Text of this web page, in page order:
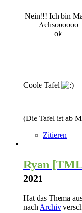
Nein!!! Ich bin
Achsoooooo
ok
Coole Tafel
(Die Tafel ist ab
Zitieren
Ryan
2021
Hat das Thema
nachArchiv